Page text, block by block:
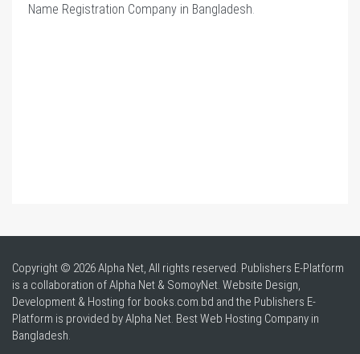
Name Registration Company in Bangladesh
Copyright © 2026 Alpha Net, All rights reserved. Publishers E-Platform
is a collaboration of Alpha Net & SomoyNet. Website Design,
Development & Hosting for books.com.bd and the Publishers E-
Platform is provided by Alpha Net. BestWeb Hosting Company in
Bangladesh.